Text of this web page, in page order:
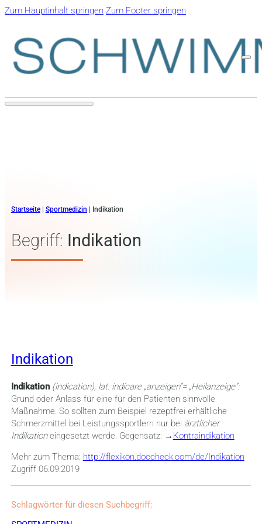
Zum Hauptinhalt springen Zum Footer springen
Startseite| Sportmedizin Indikation
Begriff: Indikation
Indikation
Indikation (indication), lat. indicare„anzeigen“= „Heilanzeige“:
Grund oder Anlass für eine für den Patienten sinnvolle
Maßnahme. So sollten zum Beispiel rezeptfrei erhältliche
Schmerzmittel bei Leistungssportlern nur bei ärztlicher
Indikationeingesetzt werde. Gegensatz: → Kontraindikation
Mehr zum Thema: http://flexikon.doccheck.com/de/Indikation
Zugriff 06.09.2019
Schlagwörter für diesen Suchbegriff: